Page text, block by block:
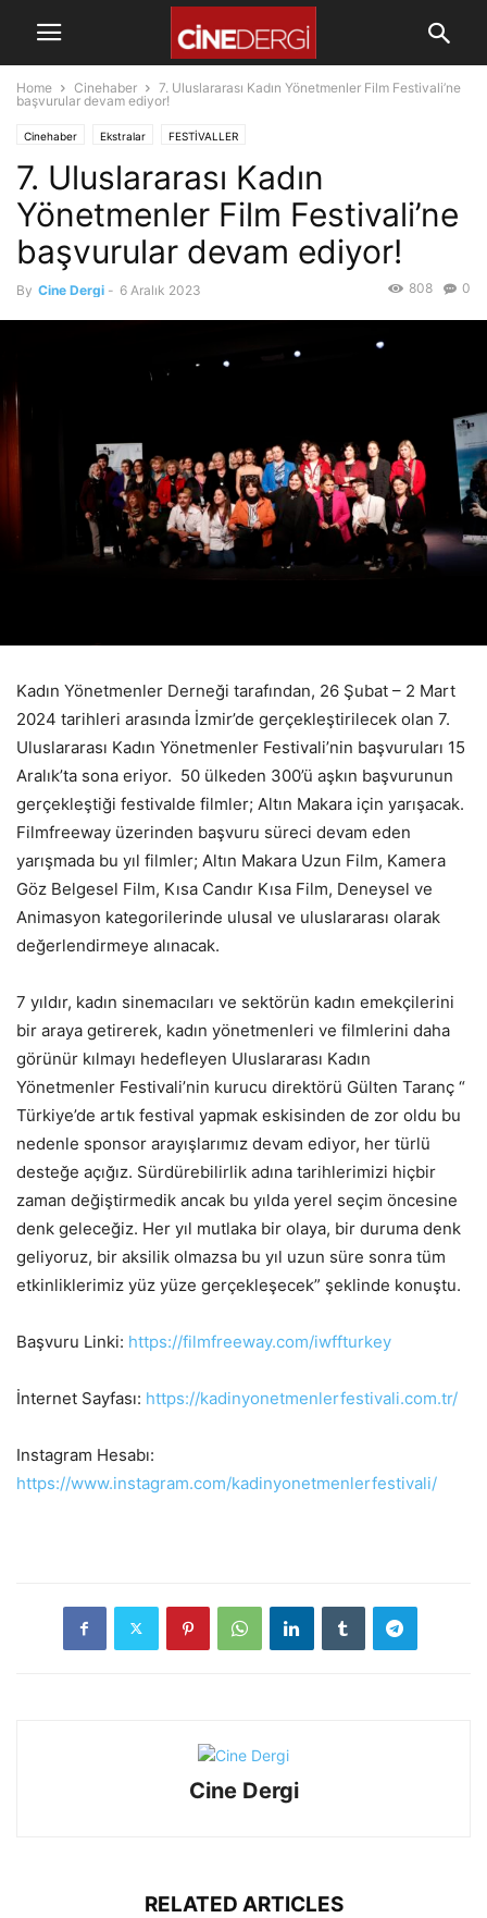
Home Cinehaber
7. Uluslararası Kadın Yönetmenler Film Festivali’ne
başvurular devam ediyor!
Cinehaber Ekstralar FESTİVALLER
7. Uluslararası Kadın
Yönetmenler Film Festivali’ne
başvurular devam ediyor!
By Cine Dergi - 6 Aralık 2023 0
808
Kadın Yönetmenler Derneği tarafından, 26 Şubat – 2 Mart
2024 tarihleri arasında İzmir’de gerçekleştirilecek olan 7.
Uluslararası Kadın Yönetmenler Festivali’nin başvuruları 15
Aralık’ta sona eriyor. 50 ülkeden 300’ü aşkın başvurunun
gerçekleştiği festivalde filmler; Altın Makara için yarışacak.
Filmfreeway üzerinden başvuru süreci devam eden
yarışmada bu yıl filmler; Altın Makara Uzun Film, Kamera
Göz Belgesel Film, Kısa Candır Kısa Film, Deneysel ve
Animasyon kategorilerinde ulusal ve uluslararası olarak
değerlendirmeye alınacak.
7 yıldır, kadın sinemacıları ve sektörün kadın emekçilerini
bir araya getirerek, kadın yönetmenleri ve filmlerini daha
görünür kılmayı hedefleyen Uluslararası Kadın
Yönetmenler Festivali’nin kurucu direktörü Gülten Taranç “
Türkiye’de artık festival yapmak eskisinden de zor oldu bu
nedenle sponsor arayışlarımız devam ediyor, her türlü
desteğe açığız. Sürdürebilirlik adına tarihlerimizi hiçbir
zaman değiştirmedik ancak bu yılda yerel seçim öncesine
denk geleceğiz. Her yıl mutlaka bir olaya, bir duruma denk
geliyoruz, bir aksilik olmazsa bu yıl uzun süre sonra tüm
etkinliklerimiz yüz yüze gerçekleşecek” şeklinde konuştu.
Başvuru Linki: https://filmfreeway.com/iwffturkey
İnternet Sayfası: https://kadinyonetmenlerfestivali.com.tr/
Instagram Hesabı:
https://www.instagram.com/kadinyonetmenlerfestivali/
Cine Dergi
RELATED ARTICLES